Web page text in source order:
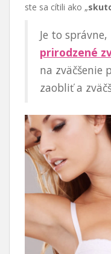
ste sa cítili ako „
Je to
prirodzené
na zväčšenie
zaobliť a